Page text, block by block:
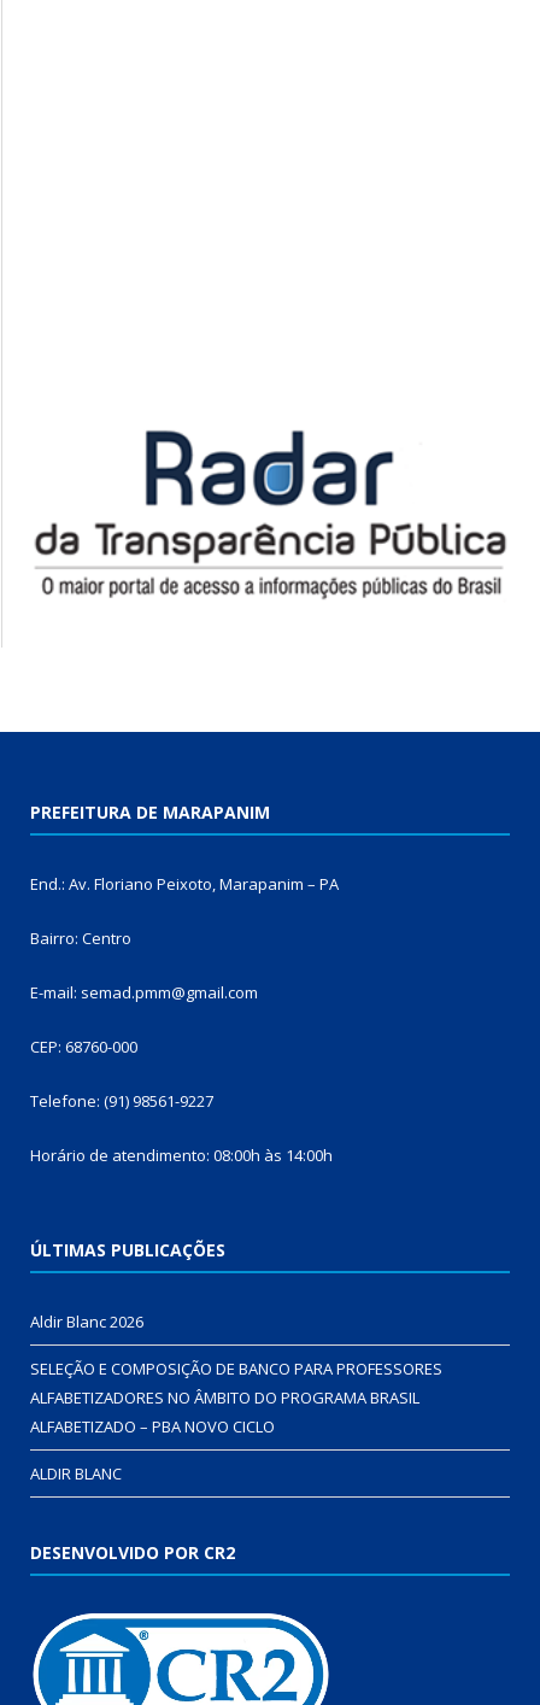
PREFEITURA DE MARAPANIM
End.: Av. Floriano Peixoto, Marapanim – PA
Bairro: Centro
E-mail: semad.pmm@gmail.com
CEP: 68760-000
Telefone: (91) 98561-9227
Horário de atendimento: 08:00h às 14:00h
ÚLTIMAS PUBLICAÇÕES
Aldir Blanc 2026
SELEÇÃO E COMPOSIÇÃO DE BANCO PARA PROFESSORES
ALFABETIZADORES NO ÂMBITO DO PROGRAMA BRASIL
ALFABETIZADO – PBA NOVO CICLO
ALDIR BLANC
DESENVOLVIDO POR CR2